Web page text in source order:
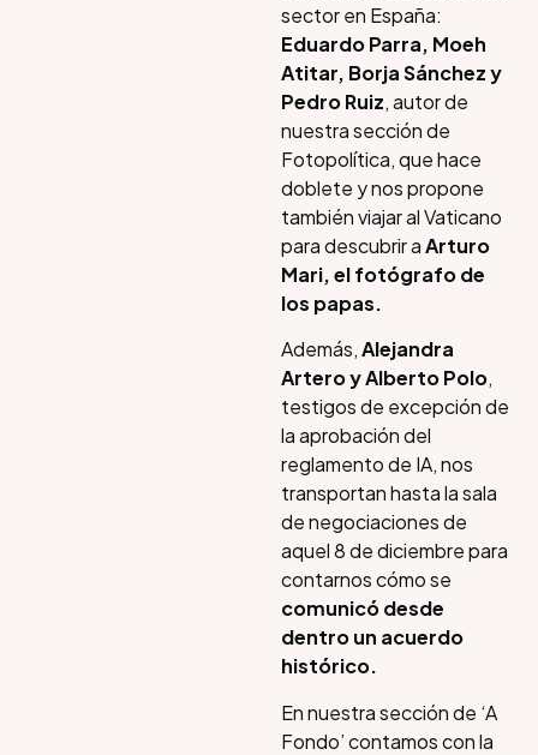
sector en España:
Eduardo Parra, Moeh
Atitar, Borja Sánchez y
Pedro Ruiz, autor de
nuestra sección de
Fotopolítica, que hace
doblete y nos propone
también viajar al Vaticano
para descubrir aArturo
Mari, el fotógrafo de
los papas.
Además,Alejandra
Artero y Alberto Polo,
testigos de excepción de
la aprobación del
reglamento de IA, nos
transportan hasta la sala
de negociaciones de
aquel 8 de diciembre para
contarnos cómo se
comunicó desde
dentro un acuerdo
histórico.
En nuestra sección de ‘A
Fondo’ contamos con la